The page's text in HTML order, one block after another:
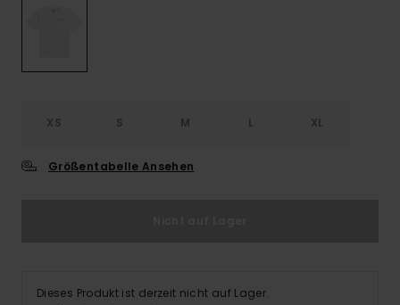
XS S M L XL
Größentabelle Ansehen
Dieses Produkt ist derzeit nicht auf Lager.